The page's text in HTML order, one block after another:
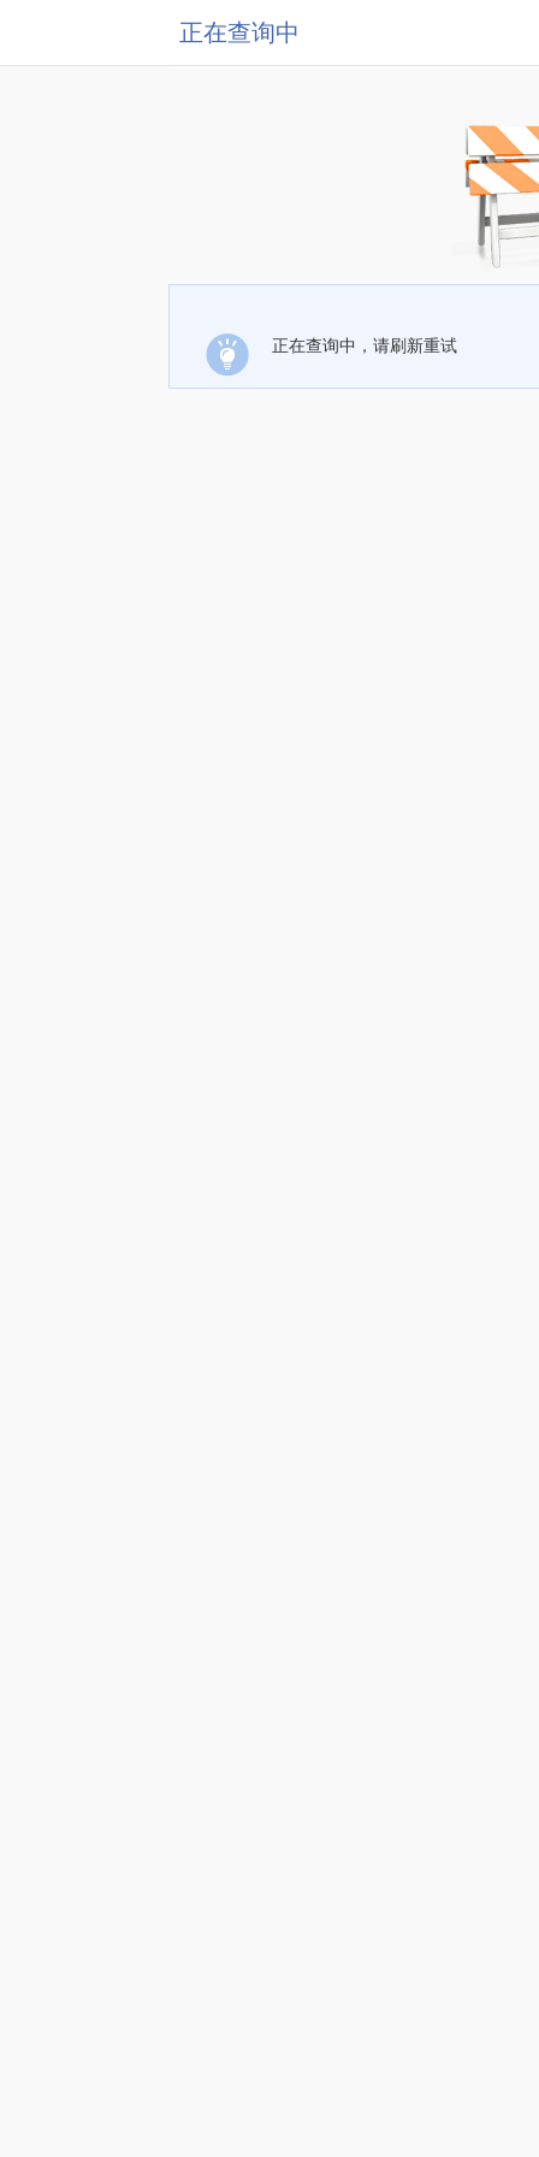
正在查询中
正在查询中，请刷新重试